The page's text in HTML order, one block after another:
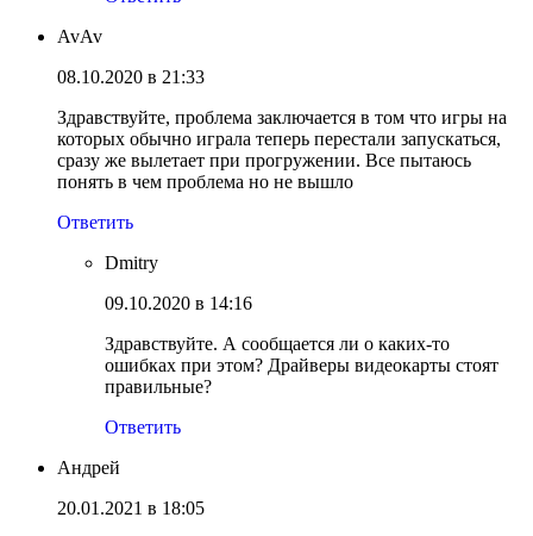
AvAv
08.10.2020 в 21:33
Здравствуйте, проблема заключается в том что игры на
которых обычно играла теперь перестали запускаться,
сразу же вылетает при прогружении. Все пытаюсь
понять в чем проблема но не вышло
Ответить
Dmitry
09.10.2020 в 14:16
Здравствуйте. А сообщается ли о каких-то
ошибках при этом? Драйверы видеокарты стоят
правильные?
Ответить
Андрей
20.01.2021 в 18:05